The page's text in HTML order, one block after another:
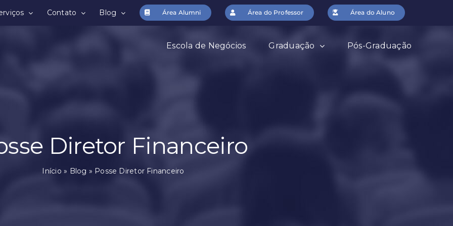
Contato Blog Área Alumni Área do Professor Área do Aluno
Escola de Negócios Graduação Pós-Graduação
Diretor Financeiro
Início » Blog » Posse Diretor Financeiro